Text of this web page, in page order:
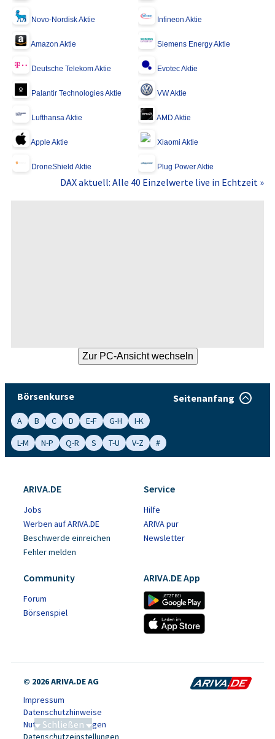
Novo-Nordisk Aktie Infineon Aktie
Amazon Aktie Siemens Energy Aktie
Deutsche Telekom Aktie Evotec Aktie
Palantir Technologies Aktie VW Aktie
Lufthansa Aktie AMD Aktie
Apple Aktie Xiaomi Aktie
DroneShield Aktie Plug Power Aktie
DAX aktuell: Alle 40 Einzelwerte live in Echtzeit »
Börsenkurse Seitenanfang
A B C D E-F G-H
I-K
L-M
N-P Q-R S T-U V-Z #
ARIVA.DE
Jobs
Werben auf ARIVA.DE
Beschwerde einreichen
Fehler melden
Service
Hilfe
ARIVA pur
Newsletter
Community
Forum
Börsenspiel
ARIVA.DE App
© 2026 ARIVA.DE AG
Impressum
Datenschutzhinweise
Nutzungsbedingungen
Datenschutzeinstellungen
Schließen